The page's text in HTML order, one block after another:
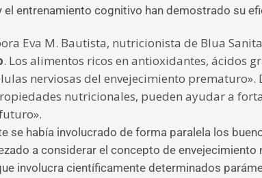
entrenamiento cognitivo han demostrado su
Eva M. Bautista, nutricionista de Blua
. Los alimentos ricos en antioxidantes, ácidos
nerviosas del envejecimiento
nutricionales, pueden ayudar a
se había involucrado de forma paralela los
a considerar el concepto de
involucra científicamente determinados